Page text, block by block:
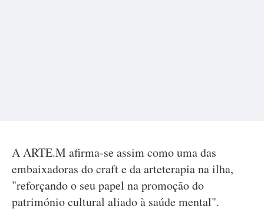
A ARTE.M afirma-se assim como uma das
embaixadoras do craft e da arteterapia na ilha,
"reforçando o seu papel na promoção do
património cultural aliado à saúde mental".